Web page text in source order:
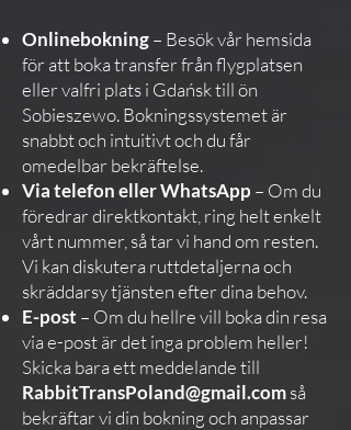
Onlinebokning– Besök vår hemsida
för att boka transfer från flygplatsen
eller valfri plats i Gdańsk till ön
Sobieszewo. Bokningssystemet är
snabbt och intuitivt och du får
omedelbar bekräftelse.
Via telefon eller WhatsApp – Om du
föredrar direktkontakt, ring helt enkelt
vårt nummer, så tar vi hand om resten.
Vi kan diskutera ruttdetaljerna och
skräddarsy tjänsten efter dina behov.
E-post – Om du hellre vill boka din resa
via e-post är det inga problem heller!
Skicka bara ett meddelande till
RabbitTransPoland@gmail.comså
bekräftar vi din bokning och anpassar